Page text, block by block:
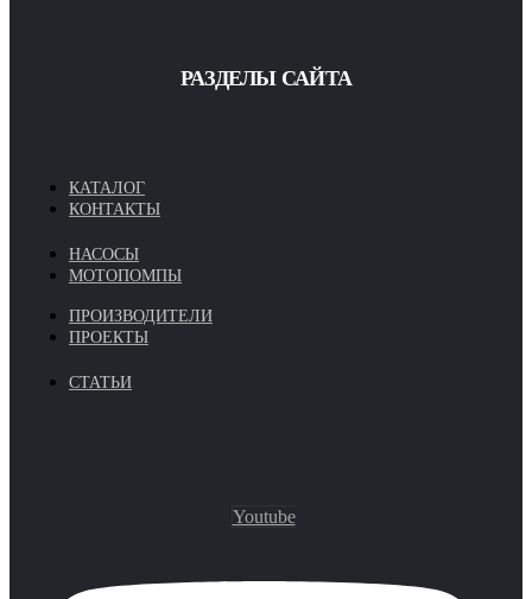
РАЗДЕЛЫ САЙТА
КАТАЛОГ
КОНТАКТЫ
НАСОСЫ
МОТОПОМПЫ
ПРОИЗВОДИТЕЛИ
ПРОЕКТЫ
СТАТЬИ
Youtube